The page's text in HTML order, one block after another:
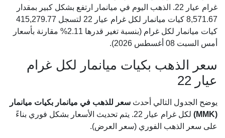
غرام عيار 22. الذهب اليوم في ميانمار ارتفع بشكل كبير بمقدار
8,571.67 كيات ميانمار لكل غرام عيار 22 لتسجل 415,279.77
كيات ميانمار لكل غرام (بنسبة تغير قدرها 2.11% مقارنة بأسعار
أمس السبت 08 أغسطس 2026).
سعر الذهب بكيات ميانمار لكل غرام
عيار 22
يوضح الجدول التالي أحدث سعر للذهب في ميانمار بكيات ميانمار
(MMK)
لكل غرام عيار 22. يتم تحديث الأسعار بشكل فوري بناءً
على سعر الذهب الفوري (سعر العرض).